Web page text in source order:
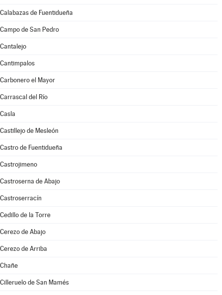
Calabazas de Fuentidueña
Campo de San Pedro
Cantalejo
Cantimpalos
Carbonero el Mayor
Carrascal del Río
Casla
Castillejo de Mesleón
Castro de Fuentidueña
Castrojimeno
Castroserna de Abajo
Castroserracín
Cedillo de la Torre
Cerezo de Abajo
Cerezo de Arriba
Chañe
Cilleruelo de San Mamés